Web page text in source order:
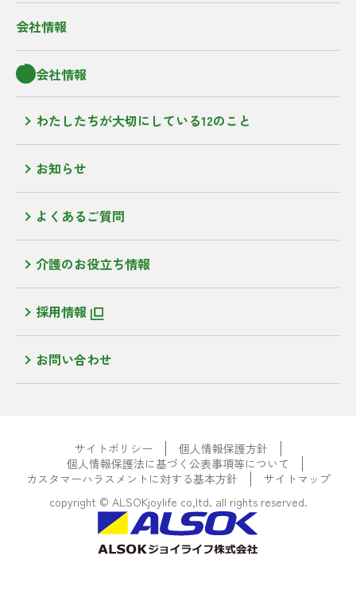
会社情報
会社情報
わたしたちが大切にしている12のこと
お知らせ
よくあるご質問
介護のお役立ち情報
採用情報
お問い合わせ
サイトポリシー
個人情報保護方針
個人情報保護法に基づく公表事項等について
カスタマーハラスメントに対する基本方針
サイトマップ
copyright © ALSOKjoylife co,ltd. all rights reserved.